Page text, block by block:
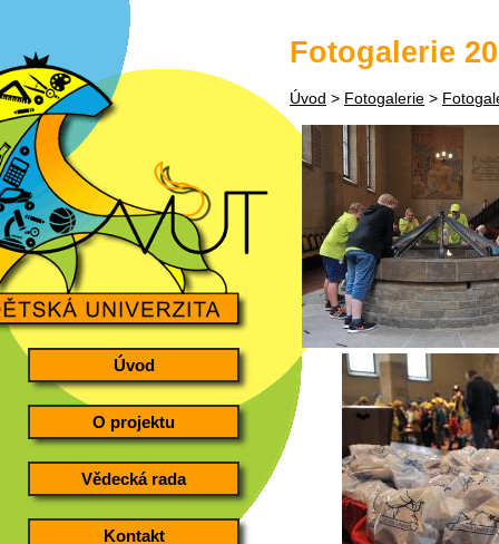
Fotogalerie
Úvod > Fotogalerie >
Úvod
O projektu
Vědecká rada
Kontakt